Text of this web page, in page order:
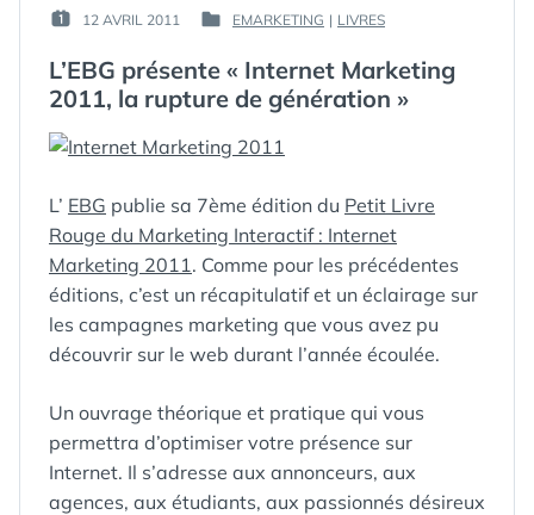
LA
ONLINE
DE
TÉLÉVISIONS
PUBLIÉ
12 AVRIL 2011
PAR :
PUBLIÉ
EMARKETING | LIVRES
L’EBG présente « Internet Marketing
2011, la rupture de génération »
L’ EBG publie sa 7ème édition du Petit Livre
Rouge du Marketing Interactif : Internet
Marketing 2011. Comme pour les précédentes
éditions, c’est un récapitulatif et un éclairage sur
les campagnes marketing que vous avez pu
découvrir sur le web durant l’année écoulée.
Un ouvrage théorique et pratique qui vous
permettra d’optimiser votre présence sur
Internet. Il s’adresse aux annonceurs, aux
agences, aux étudiants, aux passionnés désireux